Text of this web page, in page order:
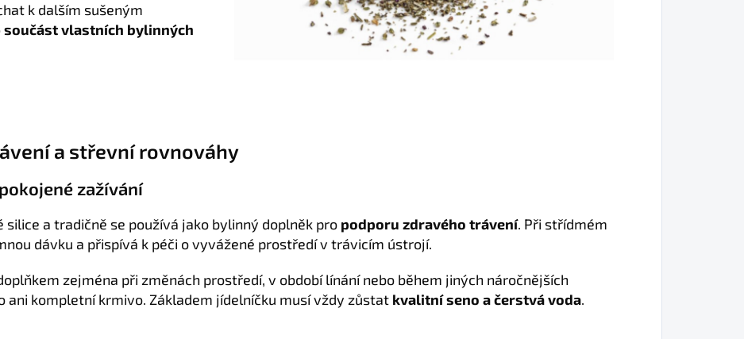
k dalším sušeným
součást vlastních bylinných
a střevní rovnováhy
zažívání
a tradičně se používá jako bylinný doplněk pro podporu zdravého trávení. Při střídmém
dávku a přispívá k péči o vyvážené prostředí v trávicím ústrojí.
zejména při změnách prostředí, v období línání nebo během jiných náročnějších
ani kompletní krmivo. Základem jídelníčku musí vždy zůstat kvalitní seno a čerstvá voda.